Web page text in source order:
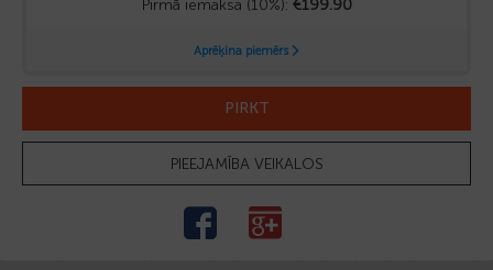
PIRKT
PIEEJAMĪBA VEIKALOS